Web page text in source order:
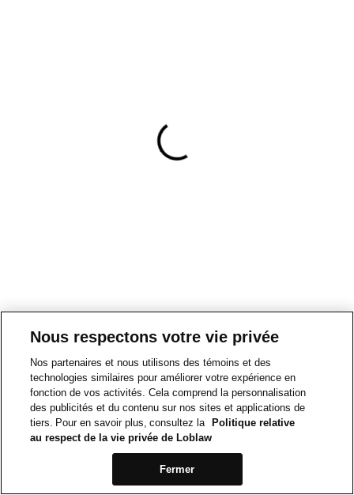
Nous respectons votre vie privée
Nos partenaires et nous utilisons des témoins et des
technologies similaires pour améliorer votre expérience en
fonction de vos activités. Cela comprend la personnalisation
des publicités et du contenu sur nos sites et applications de
tiers. Pour en savoir plus, consultez la
Politique relative
au respect de la vie privée de Loblaw
Fermer